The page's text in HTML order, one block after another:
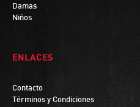
Damas
Niños
ENLACES
Contacto
Términos y Condiciones